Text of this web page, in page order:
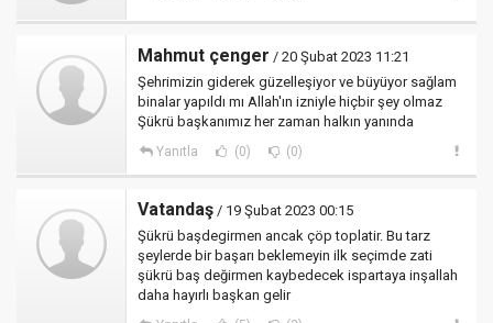
Mahmut çenger / 20 Şubat 2023 11:21
Şehrimizin giderek güzelleşiyor ve büyüyor sağlam
binalar yapıldı mı Allah'ın izniyle hiçbir şey olmaz
Şükrü başkanımız her zaman halkın yanında
Yanıtla (0) (0)
Vatandaş / 19 Şubat 2023 00:15
Şükrü başdegirmen ancak çöp toplatir. Bu tarz
şeylerde bir başarı beklemeyin ilk seçimde zati
şükrü baş değirmen kaybedecek ispartaya inşallah
daha hayırlı başkan gelir